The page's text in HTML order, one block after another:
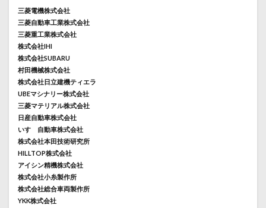
三菱電機株式会社
三菱自動車工業株式会社
三菱重工業株式会社
株式会社IHI
株式会社SUBARU
村田機械株式会社
株式会社日立建機ティエラ
UBEマシナリー株式会社
三菱マテリアル株式会社
日産自動車株式会社
いすゞ自動車株式会社
株式会社本田技術研究所
HILLTOP株式会社
アイシン精機株式会社
株式会社小糸製作所
株式会社総合車両製作所
YKK株式会社